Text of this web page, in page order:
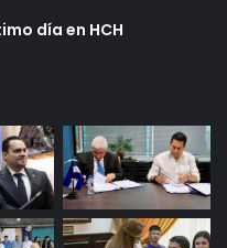
día en HCH